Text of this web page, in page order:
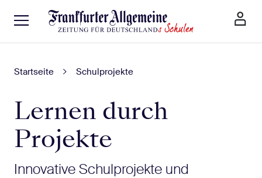
Startseite Schulprojekte
Lernen durch
Projekte
Innovative Schulprojekte und